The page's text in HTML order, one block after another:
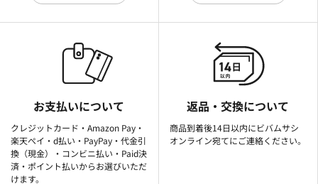
お支払いについて
クレジットカード・Amazon Pay・
楽天ぺイ・d払い・PayPay・代金引
換（現金）・コンビニ払い・Paid決
済・ポイント払いからお選びいただ
けます。
返品・交換について
商品到着後14日以内にビバムサシ
オンライン宛てにご連絡ください。